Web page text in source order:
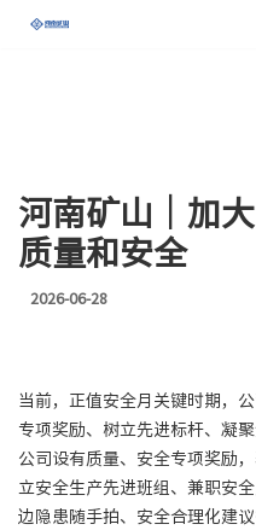
河南矿山｜加
质量和安全
2026-06-28
当前，正值安全月关键时期，
专项奖励、树立先进标杆、凝聚
公司设有质量、安全专项奖励
立安全生产先进班组、兼职安
边隐患随手拍、安全合理化建